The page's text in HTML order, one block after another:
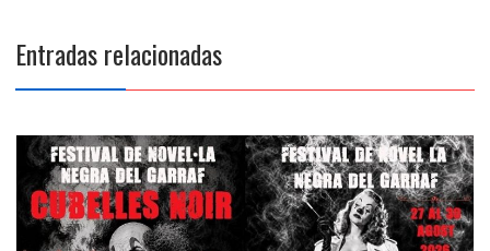
Entradas relacionadas